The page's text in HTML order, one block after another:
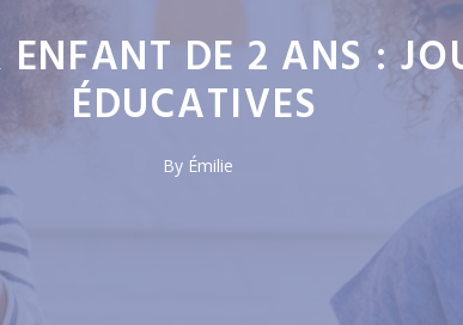
DE 2 ANS :
ÉDUCATIVES
By Émilie